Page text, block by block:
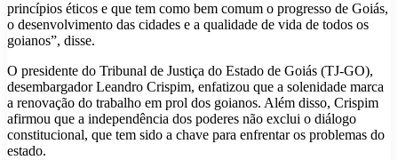
princípios éticos e que tem como bem comum o progresso de Goiás,
o desenvolvimento das cidades e a qualidade de vida de todos os
goianos”, disse.
O presidente do Tribunal de Justiça do Estado de Goiás (TJ-GO),
desembargador Leandro Crispim, enfatizou que a solenidade marca
a renovação do trabalho em prol dos goianos. Além disso, Crispim
afirmou que a independência dos poderes não exclui o diálogo
constitucional, que tem sido a chave para enfrentar os problemas do
estado.